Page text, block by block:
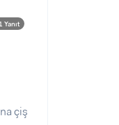
1 Yanıt
çiş